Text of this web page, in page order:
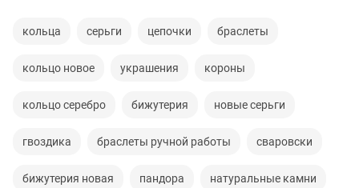
кольца серьги цепочки браслеты
кольцо новое украшения короны
кольцо серебро бижутерия новые серьги
гвоздика браслеты ручной работы сваровски
бижутерия новая пандора натуральные камни